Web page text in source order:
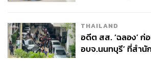
THAILAND
อดีต สส. ‘ฉลอง’ ก่
อบจ.นนทบุรี’ ที่สำนั